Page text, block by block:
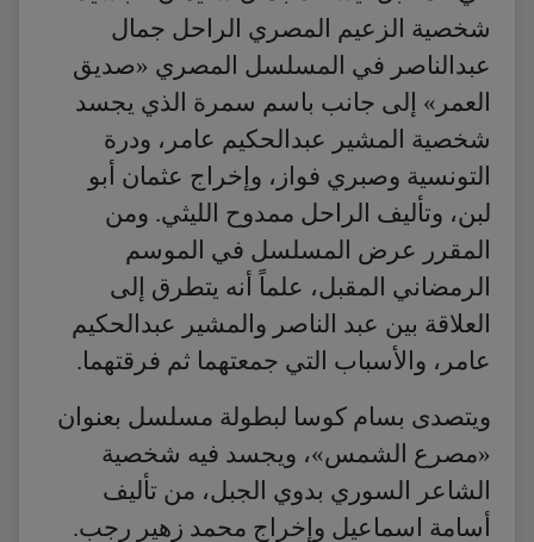
شخصية الزعيم المصري الراحل جمال
عبدالناصر في المسلسل المصري «صديق
العمر» إلى جانب باسم سمرة الذي يجسد
شخصية المشير عبدالحكيم عامر، ودرة
التونسية وصبري فواز، وإخراج عثمان أبو
لبن، وتأليف الراحل ممدوح الليثي. ومن
المقرر عرض المسلسل في الموسم
الرمضاني المقبل، علماً أنه يتطرق إلى
العلاقة بين عبد الناصر والمشير عبدالحكيم
عامر، والأسباب التي جمعتهما ثم فرقتهما.
ويتصدى بسام كوسا لبطولة مسلسل بعنوان
«مصرع الشمس»، ويجسد فيه شخصية
الشاعر السوري بدوي الجبل، من تأليف
أسامة اسماعيل وإخراج محمد زهير رجب.